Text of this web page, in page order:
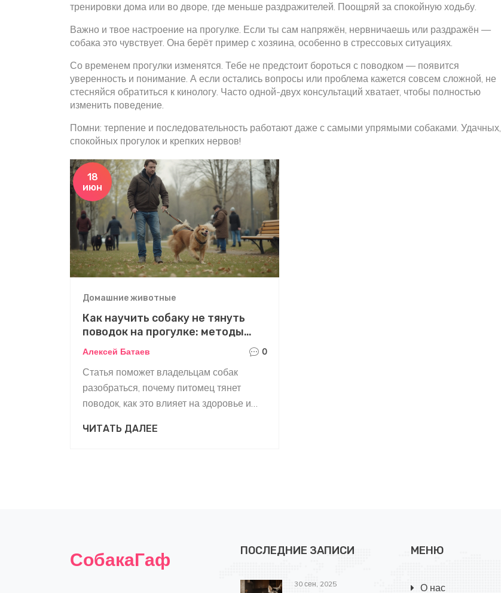
тренировки дома или во дворе, где меньше раздражителей. Поощряй за спокойную ходьбу.
Важно и твое настроение на прогулке. Если ты сам напряжён, нервничаешь или раздражён —
собака это чувствует. Она берёт пример с хозяина, особенно в стрессовых ситуациях.
Со временем прогулки изменятся. Тебе не предстоит бороться с поводком — появится
уверенность и понимание. А если остались вопросы или проблема кажется совсем сложной, не
стесняйся обратиться к кинологу. Часто одной-двух консультаций хватает, чтобы полностью
изменить поведение.
Помни: терпение и последовательность работают даже с самыми упрямыми собаками. Удачных,
спокойных прогулок и крепких нервов!
18
июн
Домашние животные
Как научить собаку не тянуть
поводок на прогулке: методы
дисциплины
Алексей Батаев 0
Статья поможет владельцам собак
разобраться, почему питомец тянет
поводок, как это влияет на здоровье и
исправления поведения.
ЧИТАТЬ ДАЛЕЕ
СобакаГаф ПОСЛЕДНИЕ ЗАПИСИ
30 сен, 2025
МЕНЮ
О нас